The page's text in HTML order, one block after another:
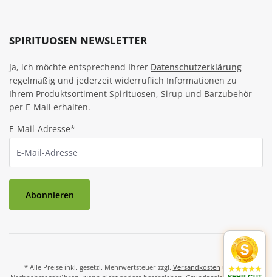
SPIRITUOSEN NEWSLETTER
Ja, ich möchte entsprechend Ihrer Datenschutzerklärung
regelmäßig und jederzeit widerruflich Informationen zu
Ihrem Produktsortiment Spirituosen, Sirup und Barzubehör
per E-Mail erhalten.
E-Mail-Adresse*
Abonnieren
* Alle Preise inkl. gesetzl. Mehrwertsteuer zzgl. Versandkosten und ggf.